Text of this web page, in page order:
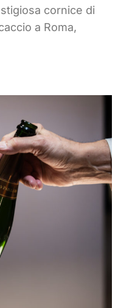
cornice di
a Roma,